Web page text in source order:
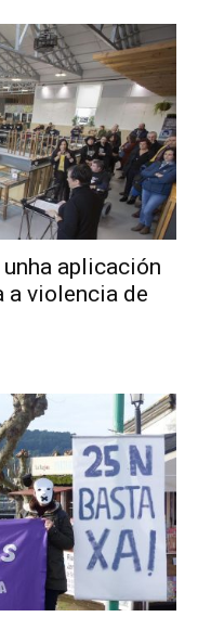
aplicación
a violencia de